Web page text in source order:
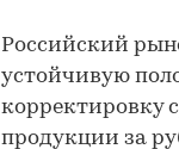
Российский
устойчивую
корректировку
продукции за